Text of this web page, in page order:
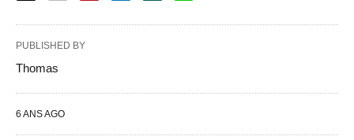
PUBLISHED BY
Thomas
6 ANS AGO